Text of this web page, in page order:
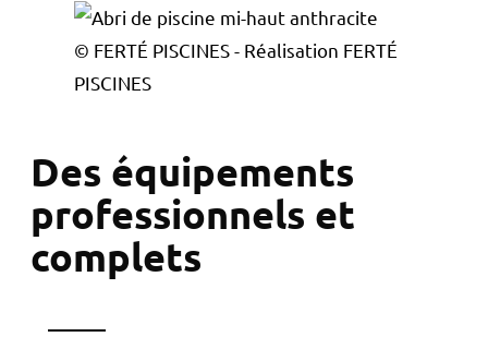
© FERTÉ PISCINES - Réalisation FERTÉ
PISCINES
Des équipements
professionnels et
complets